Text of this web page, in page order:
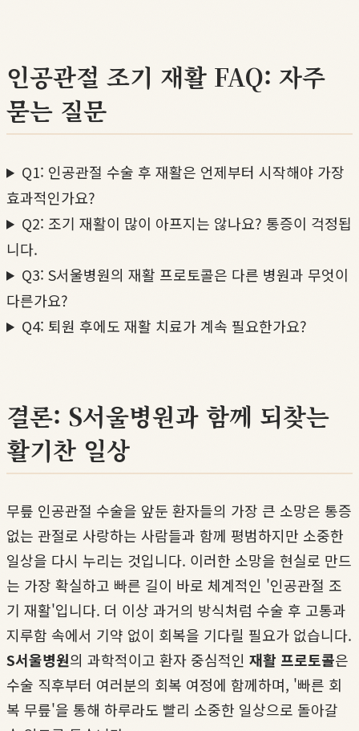
인공관절 조기 재활 FAQ: 자주
묻는 질문
Q1: 인공관절 수술 후 재활은 언제부터 시작해야 가장
효과적인가요?
Q2: 조기 재활이 많이 아프지는 않나요? 통증이 걱정됩
니다.
Q3: S서울병원의 재활 프로토콜은 다른 병원과 무엇이
다른가요?
Q4: 퇴원 후에도 재활 치료가 계속 필요한가요?
결론: S서울병원과 함께 되찾는
활기찬 일상
무릎 인공관절 수술을 앞둔 환자들의 가장 큰 소망은 통증
없는 관절로 사랑하는 사람들과 함께 평범하지만 소중한
일상을 다시 누리는 것입니다. 이러한 소망을 현실로 만드
는 가장 확실하고 빠른 길이 바로 체계적인 '인공관절 조
기 재활'입니다. 더 이상 과거의 방식처럼 수술 후 고통과
지루함 속에서 기약 없이 회복을 기다릴 필요가 없습니다.
S서울병원의 과학적이고 환자 중심적인 재활 프로토콜은
수술 직후부터 여러분의 회복 여정에 함께하며, '빠른 회
복 무릎'을 통해 하루라도 빨리 소중한 일상으로 돌아갈